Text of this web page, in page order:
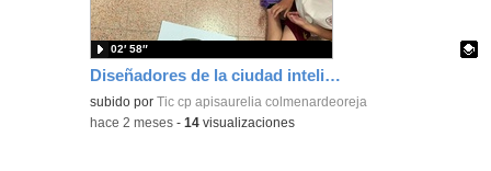
Diseñadores de la ciudad inteligente y Experto es automoción
Contenido educativo.
subido porTic cp apisaurelia colmenardeoreja
02′ 58″
-hace 2 meses -14 visualizaciones